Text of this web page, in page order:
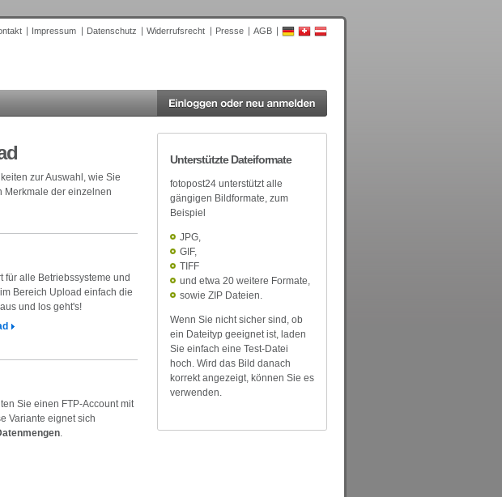
Impressum Datenschutz Widerrufsrecht Presse AGB
zur Auswahl, wie Sie
Merkmale der einzelnen
für alle Betriebssysteme und
Bereich Upload einfach die
aus und los geht's!
Sie einen FTP-Account mit
Variante eignet sich
.
Unterstützte Dateiformate
fotopost24 unterstützt alle
gängigen Bildformate, zum
Beispiel
JPG,
GIF,
TIFF
und etwa 20 weitere Formate,
sowie ZIP Dateien.
Wenn Sie nicht sicher sind, ob
ein Dateityp geeignet ist, laden
Sie einfach eine Test-Datei
hoch. Wird das Bild danach
korrekt angezeigt, können Sie es
verwenden.